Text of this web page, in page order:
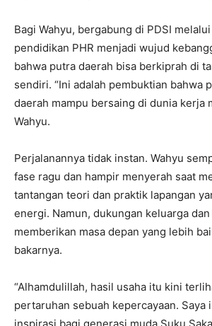
Bagi Wahyu, bergabung di PDSI
pendidikan PHR menjadi wujud
bahwa putra daerah bisa berkiprah di
sendiri. “Ini adalah pembuktian bahwa
daerah mampu bersaing di dunia kerja
Wahyu.
Perjalanannya tidak instan. Wahyu
fase ragu dan hampir menyerah saat
tantangan teori dan praktik lapangan
energi. Namun, dukungan keluarga
memberikan masa depan yang lebih
bakarnya.
“Alhamdulillah, hasil usaha itu kini
pertaruhan sebuah kepercayaan. Saya